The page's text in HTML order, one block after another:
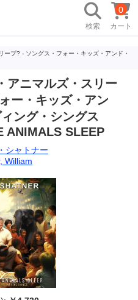
検索 カート
0
ープ? - ソングス・フォー・キッズ・アンド・
アニマルズ・スリー
ー・キッズ・アン
ング・シングス
ANIMALS SLEEP
シャトナー
William